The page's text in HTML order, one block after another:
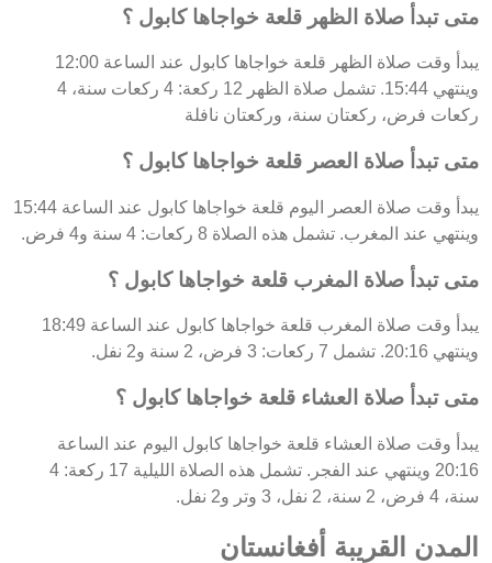
متى تبدأ صلاة الظهر قلعة خواجاها كابول ؟
يبدأ وقت صلاة الظهر قلعة خواجاها كابول عند الساعة 12:00
وينتهي 15:44. تشمل صلاة الظهر 12 ركعة: 4 ركعات سنة، 4
ركعات فرض، ركعتان سنة، وركعتان نافلة
متى تبدأ صلاة العصر قلعة خواجاها كابول ؟
يبدأ وقت صلاة العصر اليوم قلعة خواجاها كابول عند الساعة 15:44
وينتهي عند المغرب. تشمل هذه الصلاة 8 ركعات: 4 سنة و4 فرض.
متى تبدأ صلاة المغرب قلعة خواجاها كابول ؟
يبدأ وقت صلاة المغرب قلعة خواجاها كابول عند الساعة 18:49
وينتهي 20:16. تشمل 7 ركعات: 3 فرض، 2 سنة و2 نفل.
متى تبدأ صلاة العشاء قلعة خواجاها كابول ؟
يبدأ وقت صلاة العشاء قلعة خواجاها كابول اليوم عند الساعة
20:16 وينتهي عند الفجر. تشمل هذه الصلاة الليلية 17 ركعة: 4
سنة، 4 فرض، 2 سنة، 2 نفل، 3 وتر و2 نفل.
المدن القريبة أفغانستان